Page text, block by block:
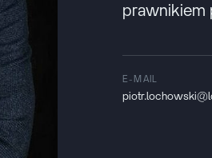
prawnikiem
E-MAIL